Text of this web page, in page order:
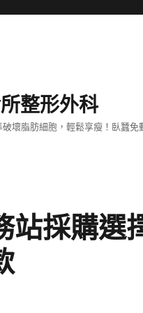
整形外科
壞脂肪細胞，輕鬆享瘦！臥蠶
站採購選